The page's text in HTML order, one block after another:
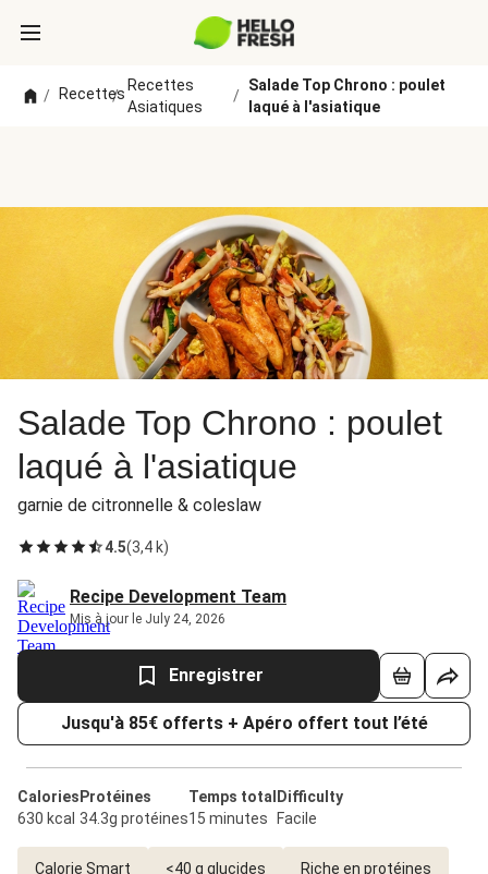
/ Recettes
/
Recettes
Asiatiques
/
Salade Top Chrono : poulet
laqué à l'asiatique
Salade Top Chrono : poulet
laqué à l'asiatique
garnie de citronnelle & coleslaw
4.5(3,4 k)
Recipe Development Team
Mis à jour le July 24, 2026
Enregistrer
Jusqu'à 85€ offerts + Apéro offert tout l’été
Calories
630 kcal
Protéines
34.3g protéines
Temps total
15 minutes
Difficulty
Facile
Calorie Smart <40 g glucides Riche en protéines